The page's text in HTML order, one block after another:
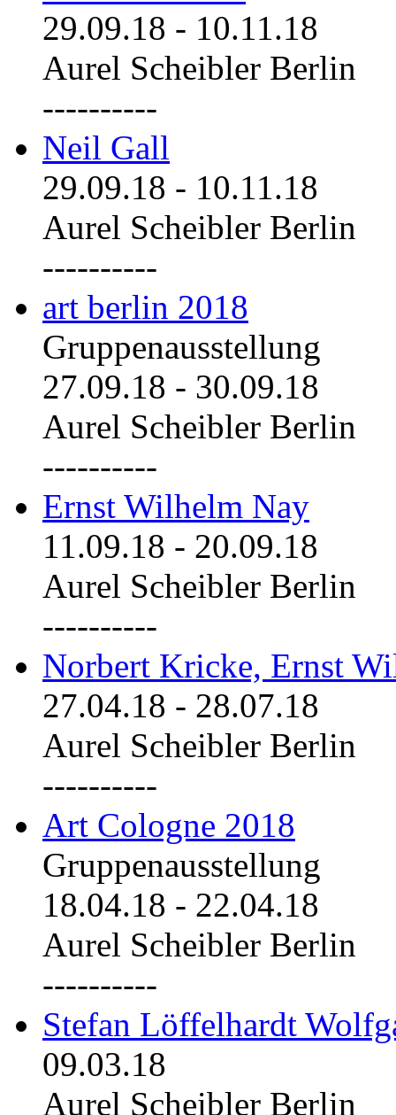
29.09.18 - 10.11.18
Aurel Scheibler Berlin
----------
Neil Gall
29.09.18 - 10.11.18
Aurel Scheibler Berlin
----------
art berlin 2018
Gruppenausstellung
27.09.18 - 30.09.18
Aurel Scheibler Berlin
----------
Ernst Wilhelm Nay
11.09.18 - 20.09.18
Aurel Scheibler Berlin
----------
Norbert Kricke, Ernst
27.04.18 - 28.07.18
Aurel Scheibler Berlin
----------
Art Cologne 2018
Gruppenausstellung
18.04.18 - 22.04.18
Aurel Scheibler Berlin
----------
Stefan Löffelhardt
09.03.18
Aurel Scheibler Berlin